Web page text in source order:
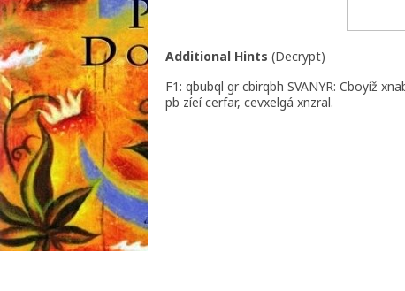
Additional Hints (Decrypt)
F1: qbubql gr cbirqbh SVANYR: Cboyíž
pb zíeí cerfar, cevxelgá xnzral.